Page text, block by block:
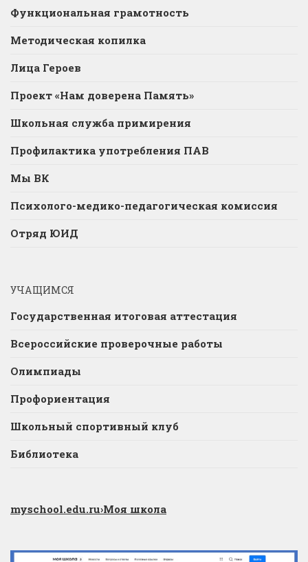
Функциональная грамотность
Методическая копилка
Лица Героев
Проект «Нам доверена Память»
Школьная служба примирения
Профилактика употребления ПАВ
Мы ВК
Психолого-медико-педагогическая комиссия
Отряд ЮИД
УЧАЩИМСЯ
Государственная итоговая аттестация
Всероссийские проверочные работы
Олимпиады
Профориентация
Школьный спортивный клуб
Библиотека
myschool.edu.ru›Моя школа